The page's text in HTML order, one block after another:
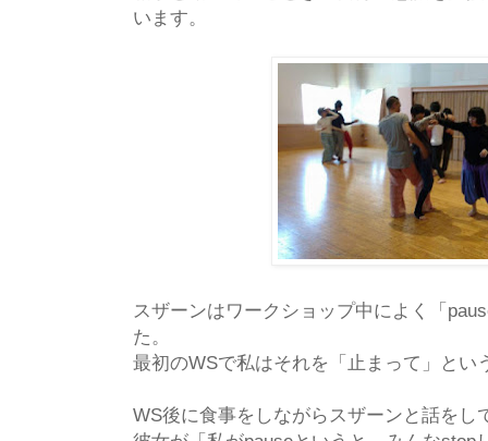
います。
スザーンはワークショップ中によく「
た。
最初のWSで私はそれを「止まって」とい
WS後に食事をしながらスザーンと話をし